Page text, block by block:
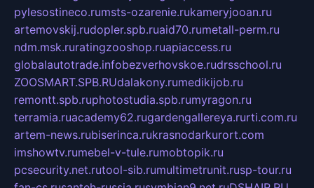
pylesostineco.rumsts-ozarenie.rukameryjooan.ru
artemovskij.rudopler.spb.ruaid70.rumetall-perm.ru
ndm.msk.ruratingzooshop.ruapiaccess.ru
globalautotrade.infobezverhovskoe.rudrsschool.ru
ZOOSMART.SPB.RUdalakony.rumedikijob.ru
remontt.spb.ruphotostudia.spb.rumyragon.ru
terramia.ruacademy62.rugardengallereya.rurti.com.ru
artem-news.rubiserinca.rukrasnodarkurort.com
imshowtv.rumebel-v-tule.rumobtopik.ru
pcsecurity.net.rutool-sib.rumultimetrunit.rusp-tour.ru